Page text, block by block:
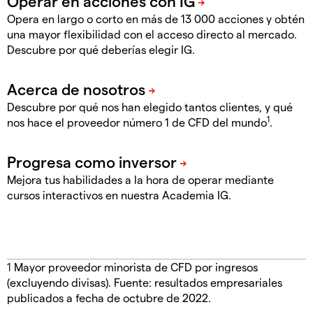
Opera en largo o corto en más de 13 000 acciones y obtén
una mayor flexibilidad con el acceso directo al mercado.
Descubre por qué deberías elegir IG.
Descubre por qué nos han elegido tantos clientes, y qué
nos hace el proveedor número 1 de CFD del mundo1.
Mejora tus habilidades a la hora de operar mediante
cursos interactivos en nuestra Academia IG.
1 Mayor proveedor minorista de CFD por ingresos
(excluyendo divisas). Fuente: resultados empresariales
publicados a fecha de octubre de 2022.